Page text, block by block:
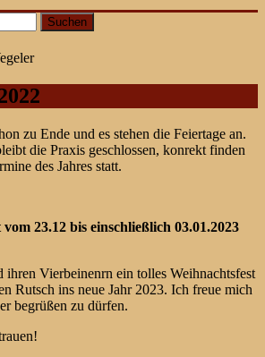
Suchen
zu Ende und es stehen die Feiertage an.
die Praxis geschlossen, konrekt finden
des Jahres statt.
23.12 bis einschließlich 03.01.2023
ihren Vierbeinenrn ein tolles Weihnachtsfest
Rutsch ins neue Jahr 2023. Ich freue mich
begrüßen zu dürfen.